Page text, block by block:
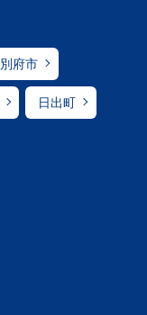
別府市
日出町